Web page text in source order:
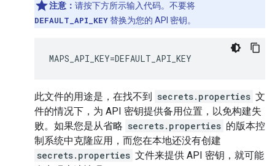
注意： 请按下方所示输入代码。不要将
DEFAULT_API_KEY替换为您的 API 密钥。
MAPS_API_KEY=DEFAULT_API_KEY
此文件的用途是，在找不到 secrets.properties 文
件的情况下，为 API 密钥提供备用位置，以免构建失
败。如果您是从省略 secrets.properties 的版本控
制系统中克隆应用，而您在本地还没有创建
secrets.properties 文件来提供 API 密钥，就可能